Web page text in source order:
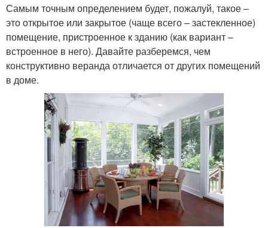
Самым точным определением будет, пожалуй, такое –
это открытое или закрытое (чаще всего – застекленное)
помещение, пристроенное к зданию (как вариант –
встроенное в него). Давайте разберемся, чем
конструктивно веранда отличается от других помещений
в доме.